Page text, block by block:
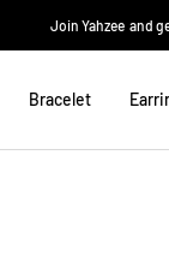
Join Yahzee and
Bracelet